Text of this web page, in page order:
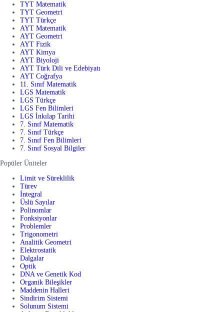
TYT Matematik
TYT Geometri
TYT Türkçe
AYT Matematik
AYT Geometri
AYT Fizik
AYT Kimya
AYT Biyoloji
AYT Türk Dili ve Edebiyatı
AYT Coğrafya
11. Sınıf Matematik
LGS Matematik
LGS Türkçe
LGS Fen Bilimleri
LGS İnkılap Tarihi
7. Sınıf Matematik
7. Sınıf Türkçe
7. Sınıf Fen Bilimleri
7. Sınıf Sosyal Bilgiler
Popüler Üniteler
Limit ve Süreklilik
Türev
İntegral
Üslü Sayılar
Polinomlar
Fonksiyonlar
Problemler
Trigonometri
Analitik Geometri
Elektrostatik
Dalgalar
Optik
DNA ve Genetik Kod
Organik Bileşikler
Maddenin Halleri
Sindirim Sistemi
Solunum Sistemi